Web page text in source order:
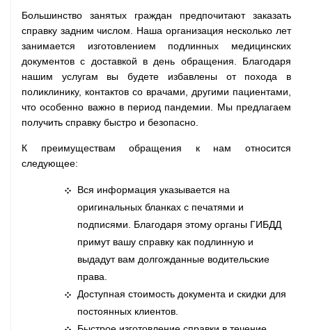
Большинство занятых граждан предпочитают заказать
справку задним числом. Наша организация несколько лет
занимается изготовлением подлинных медицинских
документов с доставкой в день обращения. Благодаря
нашим услугам вы будете избавлены от похода в
поликлинику, контактов со врачами, другими пациентами,
что особенно важно в период пандемии. Мы предлагаем
получить справку быстро и безопасно.
К преимуществам обращения к нам относится
следующее:
Вся информация указывается на
оригинальных бланках с печатями и
подписями. Благодаря этому органы ГИБДД
примут вашу справку как подлинную и
выдадут вам долгожданные водительские
права.
Доступная стоимость документа и скидки для
постоянных клиентов.